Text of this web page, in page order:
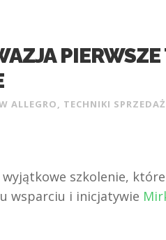
PIERWSZE
ALLEGRO, TECHNIKI
szkolenie, które
wsparciu i inicjatywie